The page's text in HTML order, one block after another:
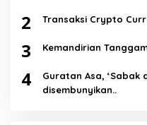
2 Transaksi Crypto
3 Kemandirian
4
Guratan Asa, ‘Sabak
disembunyikan..